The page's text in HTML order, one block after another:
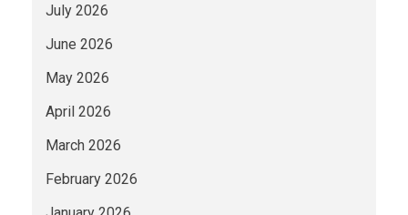
July 2026
June 2026
May 2026
April 2026
March 2026
February 2026